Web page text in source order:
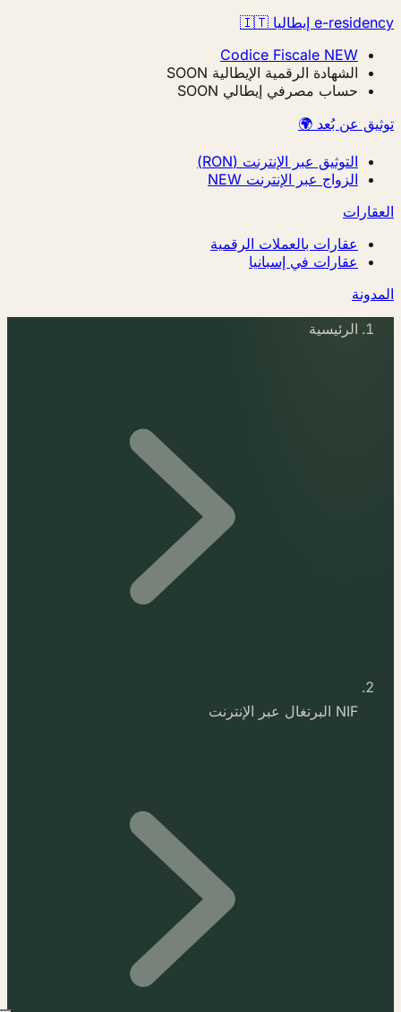
e-residency إيطاليا 🇮🇹
Codice Fiscale NEW
الشهادة الرقمية الإيطالية SOON
حساب مصرفي إيطالي SOON
توثيق عن بُعد 🌍
التوثيق عبر الإنترنت (RON)
الزواج عبر الإنترنت NEW
العقارات
عقارات بالعملات الرقمية
عقارات في إسبانيا
المدونة
الرئيسية
NIF البرتغال عبر الإنترنت